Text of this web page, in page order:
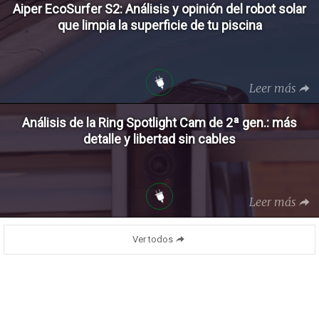
Aiper EcoSurfer S2: Análisis y opinión del robot solar
que limpia la superficie de tu piscina
Leer más
Análisis de la Ring Spotlight Cam de 2ª gen.: más
detalle y libertad sin cables
Leer más
Ver todos